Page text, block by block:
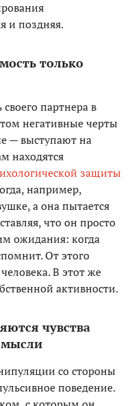
и поздняя.
только
партнера в
негативные черты
— выступают на
находятся
защиты
например,
а она пытается
что он просто
ожидания: когда
От этого
В этот же
активности.
чувства
мысли
со стороны
поведение.